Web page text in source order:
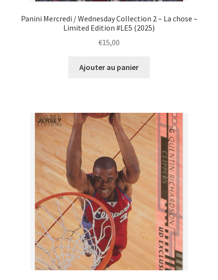
Panini Mercredi / Wednesday Collection 2 – La chose –
Limited Edition #LE5 (2025)
€15,00
Ajouter au panier